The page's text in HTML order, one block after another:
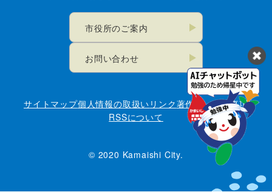
市役所のご案内
お問い合わせ
サイトマップ個人情報の取扱い リンク著作権・免責事項
RSSについて
© 2020 Kamaishi City.